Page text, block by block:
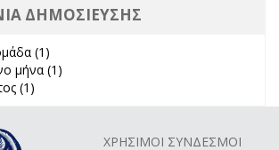
ΔΗΜΟΣΙΕΥΣΗΣ
(1)
μήνα (1)
(1)
ΧΡΗΣΙΜΟΙ ΣΥΝΔΕΣΜΟΙ